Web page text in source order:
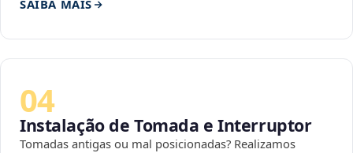
SAIBA MAIS
04
Instalação de Tomada e Interruptor
Tomadas antigas ou mal posicionadas? Realizamos